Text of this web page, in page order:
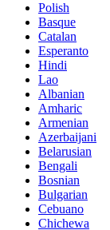
Polish
Basque
Catalan
Esperanto
Hindi
Lao
Albanian
Amharic
Armenian
Azerbaijani
Belarusian
Bengali
Bosnian
Bulgarian
Cebuano
Chichewa